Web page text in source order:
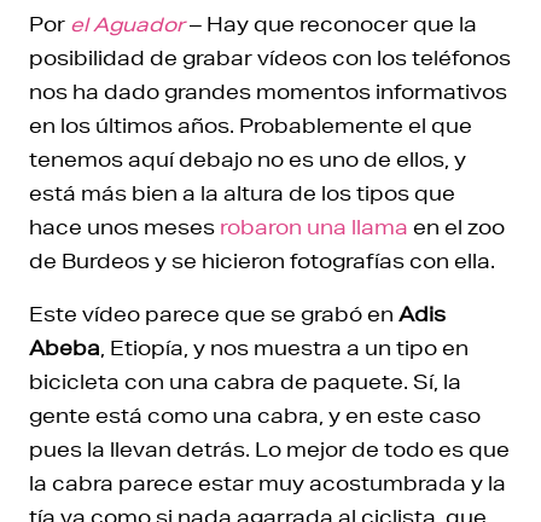
Por el Aguador– Hay que reconocer que la
posibilidad de grabar vídeos con los teléfonos
nos ha dado grandes momentos informativos
en los últimos años. Probablemente el que
tenemos aquí debajo no es uno de ellos, y
está más bien a la altura de los tipos que
hace unos meses robaron una llama en el zoo
de Burdeos y se hicieron fotografías con ella.
Este vídeo parece que se grabó en Adis
Abeba , Etiopía, y nos muestra a un tipo en
bicicleta con una cabra de paquete. Sí, la
gente está como una cabra, y en este caso
pues la llevan detrás. Lo mejor de todo es que
la cabra parece estar muy acostumbrada y la
tía va como si nada agarrada al ciclista, que